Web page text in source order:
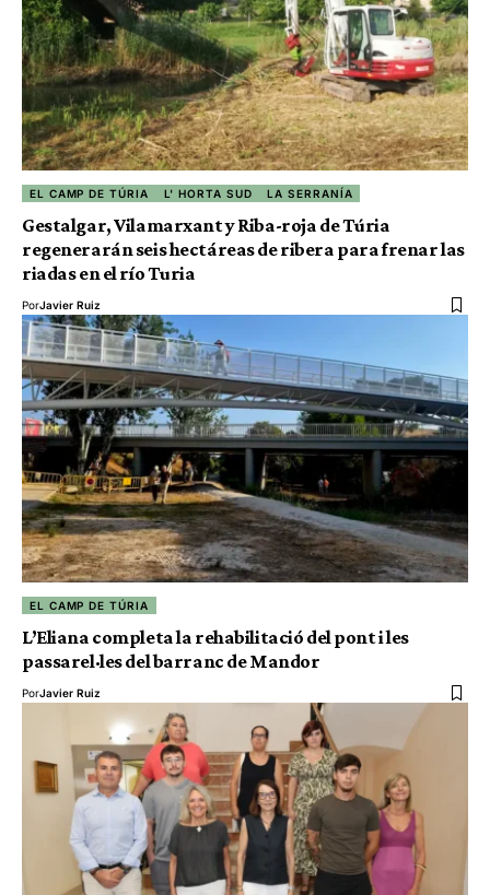
EL CAMP DE TÚRIA L' HORTA SUD LA SERRANÍA
Gestalgar, Vilamarxant y Riba-roja de Túria
regenerarán seis hectáreas de ribera para frenar las
riadas en el río Turia
PorJavier Ruiz
EL CAMP DE TÚRIA
L’Eliana completa la rehabilitació del pont i les
passarel·les del barranc de Mandor
PorJavier Ruiz